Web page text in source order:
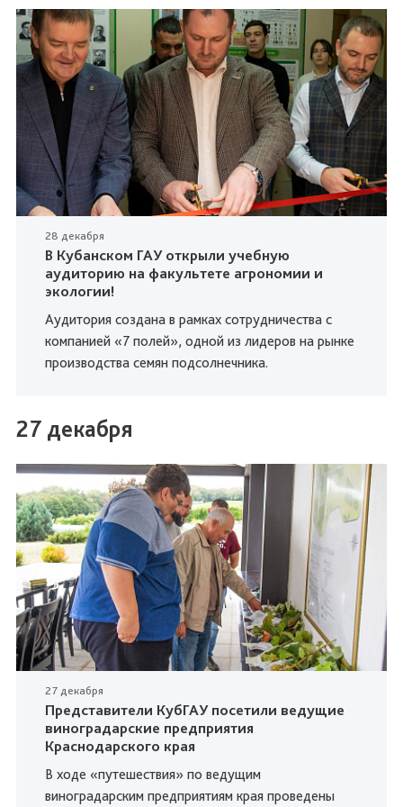
28 декабря
В Кубанском ГАУ открыли учебную
аудиторию на факультете агрономии и
экологии!
Аудитория создана в рамках сотрудничества с
компанией «7 полей», одной из лидеров на рынке
производства семян подсолнечника.
27 декабря
27 декабря
Представители КубГАУ посетили ведущие
виноградарские предприятия
Краснодарского края
В ходе «путешествия» по ведущим
виноградарским предприятиям края проведены